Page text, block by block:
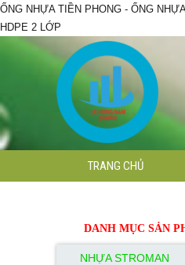
ỐNG NHỰA TIỀN PHONG - ỐNG
HDPE 2 LỚP
TRANG CHỦ
DANH MỤC SẢN
NHỰA STROMAN